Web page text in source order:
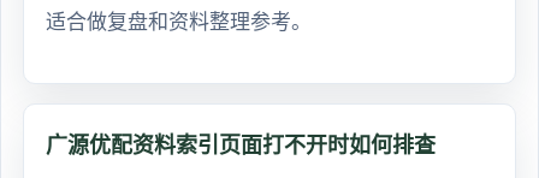
适合做复盘和资料整理参考。
广源优配资料索引页面打不开时如何排查